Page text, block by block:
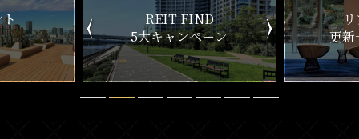
ン
リアルタイム
更新一覧チェック
新